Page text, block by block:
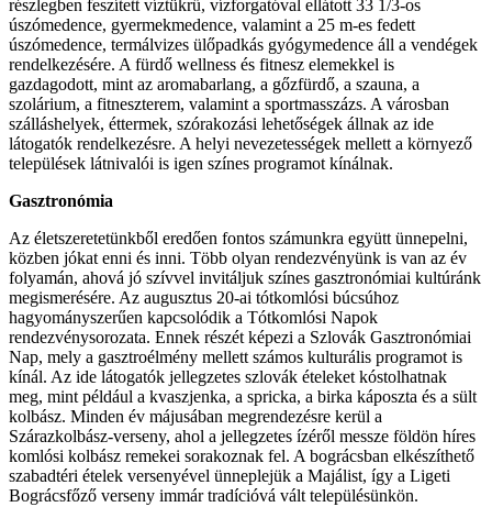
részlegben feszített víztükrű, vízforgatóval ellátott 33 1/3-os
úszómedence, gyermekmedence, valamint a 25 m-es fedett
úszómedence, termálvizes ülőpadkás gyógymedence áll a vendégek
rendelkezésére. A fürdő wellness és fitnesz elemekkel is
gazdagodott, mint az aromabarlang, a gőzfürdő, a szauna, a
szolárium, a fitneszterem, valamint a sportmasszázs. A városban
szálláshelyek, éttermek, szórakozási lehetőségek állnak az ide
látogatók rendelkezésre. A helyi nevezetességek mellett a környező
települések látnivalói is igen színes programot kínálnak.
Gasztronómia
Az életszeretetünkből eredően fontos számunkra együtt ünnepelni,
közben jókat enni és inni. Több olyan rendezvényünk is van az év
folyamán, ahová jó szívvel invitáljuk színes gasztronómiai kultúránk
megismerésére. Az augusztus 20-ai tótkomlósi búcsúhoz
hagyományszerűen kapcsolódik a Tótkomlósi Napok
rendezvénysorozata. Ennek részét képezi a Szlovák Gasztronómiai
Nap, mely a gasztroélmény mellett számos kulturális programot is
kínál. Az ide látogatók jellegzetes szlovák ételeket kóstolhatnak
meg, mint például a kvaszjenka, a spricka, a birka káposzta és a sült
kolbász. Minden év májusában megrendezésre kerül a
Szárazkolbász-verseny, ahol a jellegzetes ízéről messze földön híres
komlósi kolbász remekei sorakoznak fel. A bográcsban elkészíthető
szabadtéri ételek versenyével ünneplejük a Majálist, így a Ligeti
Bográcsfőző verseny immár tradícióvá vált településünkön.